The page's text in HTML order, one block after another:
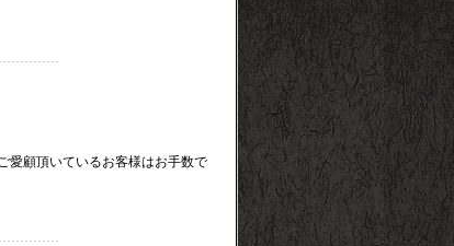
顧頂いているお客様はお手数で